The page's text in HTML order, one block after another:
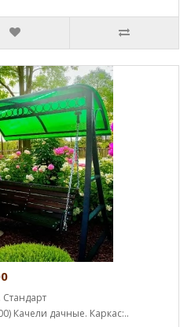
Качели дачные. Каркас:..